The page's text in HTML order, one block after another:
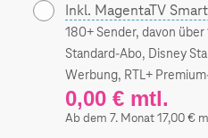
Inkl. MagentaTV
180+ Sender, davon
Standard-Abo, Disney
Werbung, RTL+
0,00 € mtl.
Ab dem 7. Monat 17,00 €